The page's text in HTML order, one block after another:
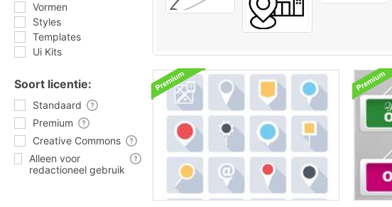
Vormen
Styles
Templates
Ui Kits
Soort licentie:
Standaard
Premium
Creative Commons
Alleen voor
redactioneel gebruik